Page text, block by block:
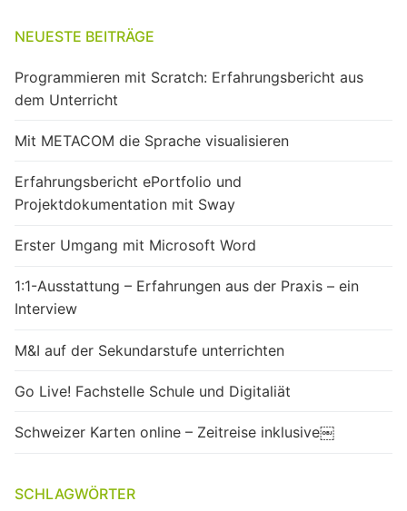
NEUESTE BEITRÄGE
Programmieren mit Scratch: Erfahrungsbericht aus
dem Unterricht
Mit METACOM die Sprache visualisieren
Erfahrungsbericht ePortfolio und
Projektdokumentation mit Sway
Erster Umgang mit Microsoft Word
1:1-Ausstattung – Erfahrungen aus der Praxis – ein
Interview
M&I auf der Sekundarstufe unterrichten
Go Live! Fachstelle Schule und Digitaliät
Schweizer Karten online – Zeitreise inklusive￼
SCHLAGWÖRTER